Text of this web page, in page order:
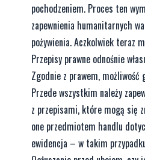
pochodzeniem. Proces ten
zapewnienia humanitarnych
pożywienia. Aczkolwiek teraz
Przepisy prawne odnośnie
Zgodnie z prawem,
Przede wszystkim należy
z przepisami, które mogą się
one przedmiotem handlu
ewidencja – w takim